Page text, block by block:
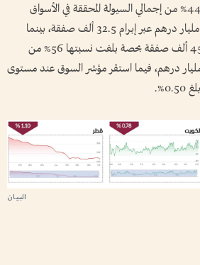
وحقق سوق دبي المالي حصة 44% من إجمالي السيولة المحققة في الأسواق
بتداولات تخطت قيمتها 1.4 مليار درهم عبر إبرام 32.5 ألف صفقة، بينما
شهد سوق أبوظبي إجمالي 45.1 ألف صفقة بحصة بلغت نسبتها 56% من
التداولات وبقيمة 1.8 مليار درهم، فيما استقر مؤشر السوق عند مستوى